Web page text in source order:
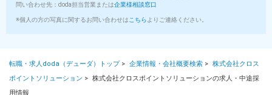
問い合わせ先：doda担当営業または企業様相談窓口
※個人の方の写真に関するお問い合わせは こちら よりご連絡ください。
転職・求人doda（デューダ）トップ> 企業情報・会社概要検索 > 株式会社クロス
ポイントソリューション > 株式会社クロスポイントソリューションの求人・中途採
用情報